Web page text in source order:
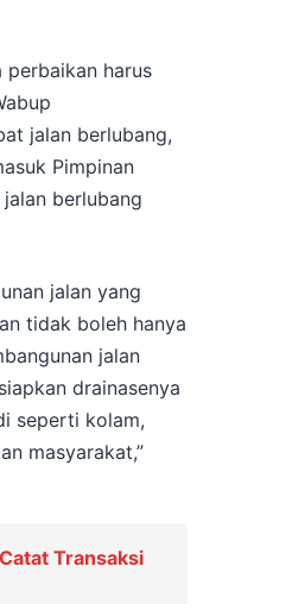
perbaikan harus
jalan berlubang,
Pimpinan
berlubang
jalan yang
tidak boleh hanya
jalan
drainasenya
seperti kolam,
masyarakat,”
Transaksi